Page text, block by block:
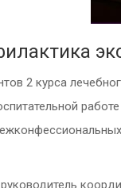
2 курса